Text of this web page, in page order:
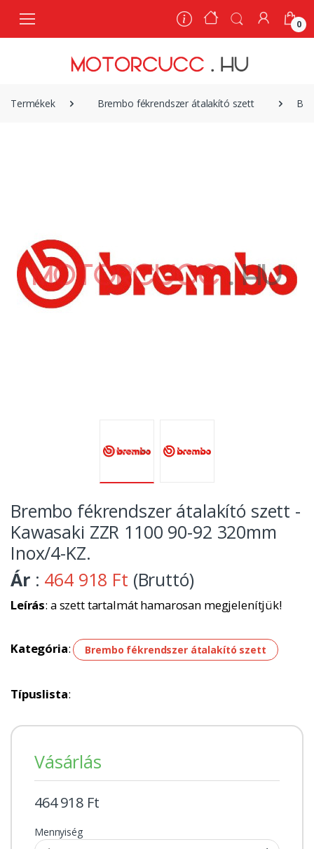
0
Termékek Brembo fékrendszer átalakító szett
Brembo fékrendszer átalakító szett -
Kawasaki ZZR 1100 90-92 320mm
Inox/4-KZ.
Ár : 464 918 Ft (Bruttó)
Leírás: a szett tartalmát hamarosan megjelenítjük!
Kategória: Brembo fékrendszer átalakító szett
Típuslista:
Vásárlás
464 918 Ft
Mennyiség
0